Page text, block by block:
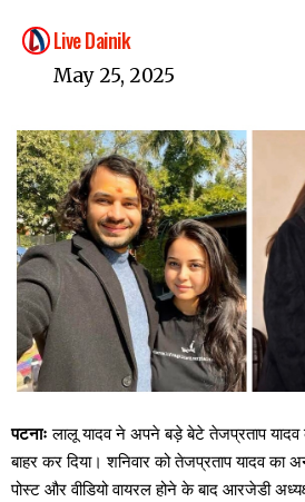
Live Dainik
May 25, 2025
पटनाः लालू यादव ने अपने बड़े बेटे तेजप्रताप यादव
बाहर कर दिया। शनिवार को तेजप्रताप यादव का
पोस्ट और वीडियो वायरल होने के बाद आरजेडी